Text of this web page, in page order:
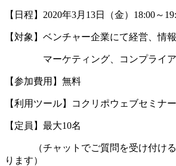
【日程】2020年3月13日（金）18:00～
【対象】ベンチャー企業にて経営、情
マーケティング、コンプライア
【参加費用】無料
【利用ツール】コクリポウェブセミナ
【定員】最大10名
（チャットでご質問を受け付ける
ります）